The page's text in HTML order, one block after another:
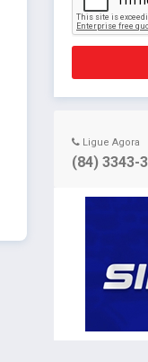
Ligue Agora
(84) 3343-